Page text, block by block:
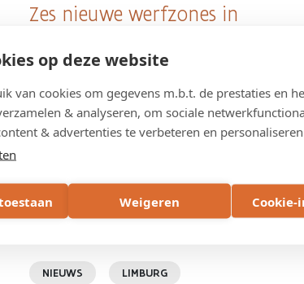
op deze website
van cookies om gegevens m.b.t. de prestaties en
& analyseren, om sociale
& advertenties te verbeteren en
Weigeren
Zes nieuwe werfzones in
bouwverlof
Het bouwverlof eindigt op 2 augustus 2024.
Traditioneel starten dan nieuwe werken of
worden werken hervat. Het Agentschap Wegen en
Limburg. Het Agentschap Wegen en Verkeer vliegt
er na het zomers bouwverlof weer stevig in om
de verkeersveiligheid en het rijcomfort voor alle
NIEUWS LIMBURG